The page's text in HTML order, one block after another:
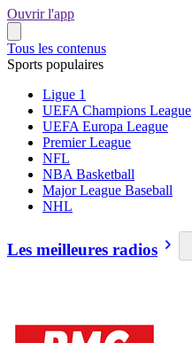
Ouvrir l'app
Tous les contenus
Sports populaires
Ligue 1
UEFA Champions League
UEFA Europa League
Premier League
NFL
NBA Basketball
Major League Baseball
NHL
Les meilleures radios